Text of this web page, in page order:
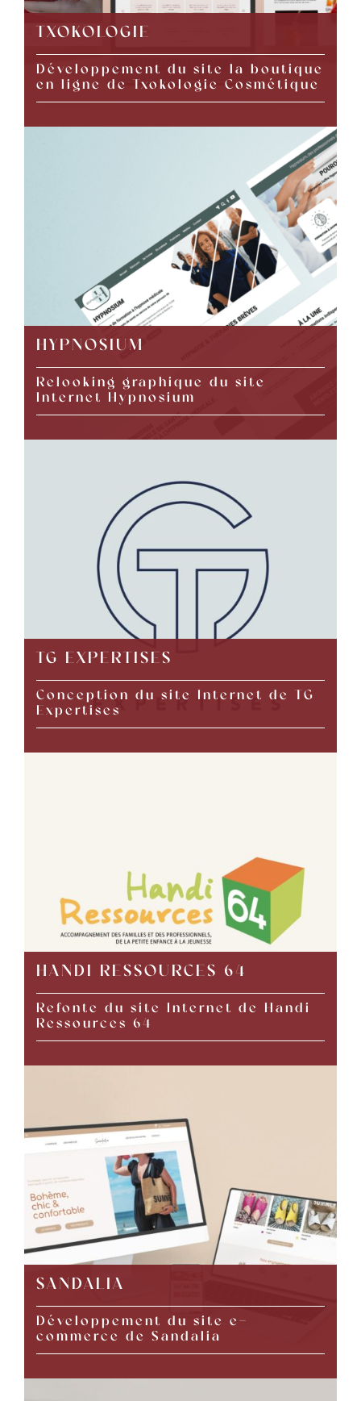
TXOKOLOGIE
Développement du site la boutique
en ligne de Txokologie Cosmétique
HYPNOSIUM
Relooking graphique du site
Internet Hypnosium
TG EXPERTISES
Conception du site Internet de TG
Expertises
HANDI RESSOURCES 64
Refonte du site Internet de Handi
Ressources 64
SANDALIA
Développement du site e-
commerce de Sandalia